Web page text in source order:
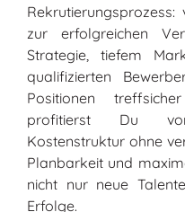
zur erfolgreichen
Strategie, tiefem
qualifizierten
Positionen
profitierst Du
Kostenstruktur ohne
Planbarkeit und
nicht nur neue
Erfolge.